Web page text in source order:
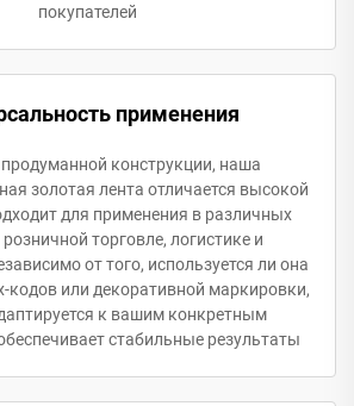
покупателей
применения
конструкции, наша
золотая лента отличается высокой
для применения в различных
торговле, логистике и
от того, используется ли она
кодов или декоративной маркировки,
к вашим конкретным
стабильные результаты